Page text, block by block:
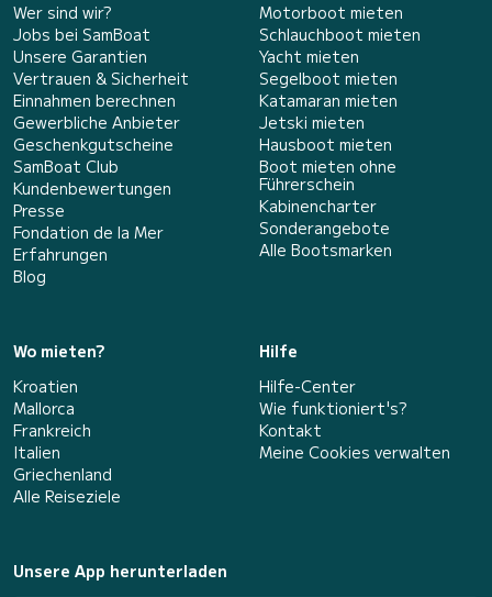
Wer sind wir?
Jobs bei SamBoat
Unsere Garantien
Vertrauen & Sicherheit
Einnahmen berechnen
Gewerbliche Anbieter
Geschenkgutscheine
SamBoat Club
Kundenbewertungen
Presse
Fondation de la Mer
Erfahrungen
Blog
Motorboot mieten
Schlauchboot mieten
Yacht mieten
Segelboot mieten
Katamaran mieten
Jetski mieten
Hausboot mieten
Boot mieten ohne
Führerschein
Kabinencharter
Sonderangebote
Alle Bootsmarken
Wo mieten?
Kroatien
Mallorca
Frankreich
Italien
Griechenland
Alle Reiseziele
Hilfe
Hilfe-Center
Wie funktioniert's?
Kontakt
Meine Cookies verwalten
Unsere App herunterladen